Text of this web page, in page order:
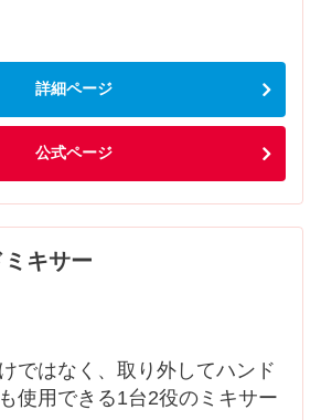
詳細ページ
公式ページ
キサー
ではなく、取り外してハンド
使用できる1台2役のミキサー